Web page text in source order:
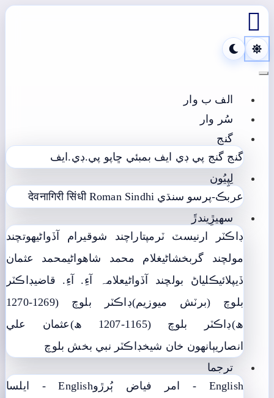

Toggle navigation
الف ب وار
سُر وار
گنج
گنج گنج پي ڊي ايف بمبئي ڇاپو پي.ڊي.ايف
لِپِيُون
عربڪ-پرسو سنڌي
देवनागिरी सिंधी Roman Sindhi
سھيڙِيندڙَ
ڊاڪٽر ارنيسٽ ٽرمپتاراچند شوقيرام آڏواڻيھوتچند
مولچند گربخشاڻيغلام محمد شاھواڻيمحمد عثمان
ڏيپلائيڪلياڻ بولچند آڏواڻيعلامہ آءِ. آءِ. قاضيڊاڪٽر
بلوچ (برٽش ميوزيم)
ڊاڪٽر بلوچ (1269-1270
ھ)ڊاڪٽر بلوچ (1165-1207 ھ)
عثمان علي
انصاريٻانهون خان شيخڊاڪٽر نبي بخش بلوچ
ترجما
English - امر فياض ٻُرڙو
English - ايلسا